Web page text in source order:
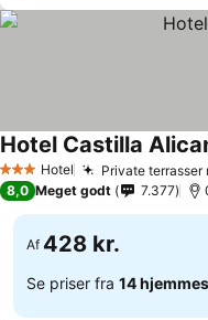
3 StjernerHotel Private terrasser
Hotel Castilla
8,0 Meget godt 7.377
Af 428 kr.
Se priser fra 14